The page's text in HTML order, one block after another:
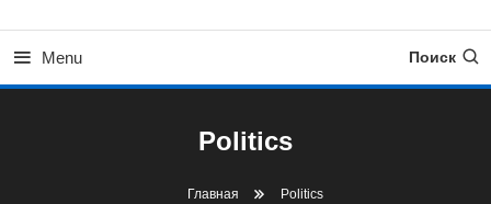
Menu Поиск
Politics
Главная Politics